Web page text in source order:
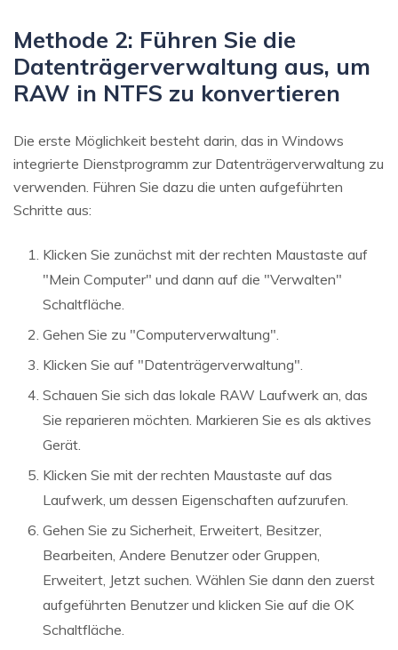
Methode 2: Führen Sie die
Datenträgerverwaltung aus, um
RAW in NTFS zu konvertieren
Die erste Möglichkeit besteht darin, das in Windows
integrierte Dienstprogramm zur Datenträgerverwaltung zu
verwenden. Führen Sie dazu die unten aufgeführten
Schritte aus:
Klicken Sie zunächst mit der rechten Maustaste auf
"Mein Computer" und dann auf die "Verwalten"
Schaltfläche.
Gehen Sie zu "Computerverwaltung".
Klicken Sie auf "Datenträgerverwaltung".
Schauen Sie sich das lokale RAW Laufwerk an, das
Sie reparieren möchten. Markieren Sie es als aktives
Gerät.
Klicken Sie mit der rechten Maustaste auf das
Laufwerk, um dessen Eigenschaften aufzurufen.
Gehen Sie zu Sicherheit, Erweitert, Besitzer,
Bearbeiten, Andere Benutzer oder Gruppen,
Erweitert, Jetzt suchen. Wählen Sie dann den zuerst
aufgeführten Benutzer und klicken Sie auf die OK
Schaltfläche.